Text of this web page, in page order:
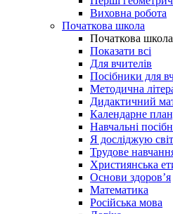
Виховна робота
Початкова школа
Початкова школа
Показати всі
Для вчителів
Посібники для
Методична
Дидактичний
Календарне
Навчальні
Я досліджую світ
Трудове
Християнська
Основи здоров’я
Математика
Російська мова